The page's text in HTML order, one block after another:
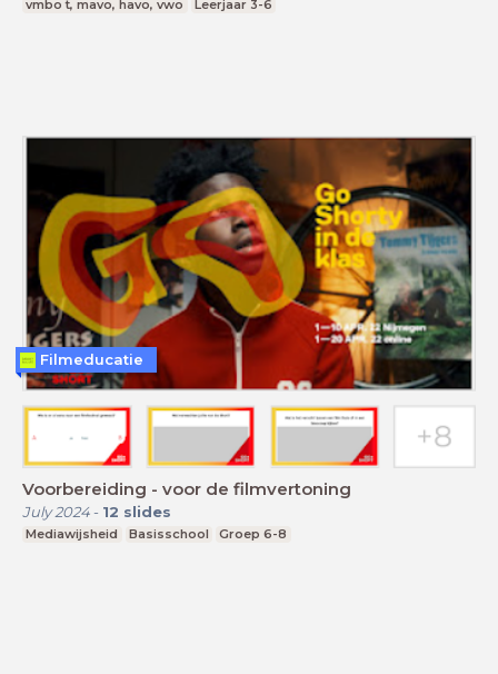
vmbo t, mavo, havo, vwo
Leerjaar 3-6
Voorbereiding - voor de filmvertoning
July 2024- 12 slides
Mediawijsheid Basisschool Groep 6-8
Filmeducatie